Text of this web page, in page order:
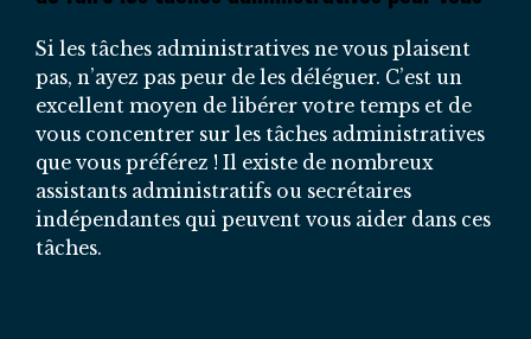
Si les tâches administratives ne vous plaisent
pas, n’ayez pas peur de les déléguer. C’est un
excellent moyen de libérer votre temps et de
vous concentrer sur les tâches administratives
que vous préférez ! Il existe de nombreux
assistants administratifs ou secrétaires
indépendantes qui peuvent vous aider dans ces
tâches.